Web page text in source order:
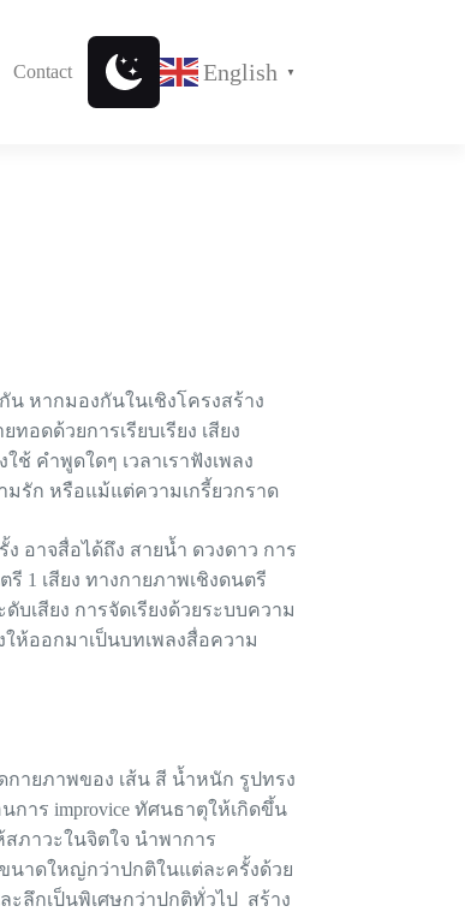
Contact English ▼
หากมองกันในเชิงโครงสร้าง
อดด้วยการเรียบเรียง เสียง
ช้ คำพูดใดๆ เวลาเราฟังเพลง
มรัก หรือแม้แต่ความเกรี้ยวกราด
อาจสื่อได้ถึง สายน้ำ ดวงดาว การ
1 เสียง ทางกายภาพเชิงดนตรี
บเสียง การจัดเรียงด้วยระบบความ
ห้ออกมาเป็นบทเพลงสื่อความ
กายภาพของ เส้น สี น้ำหนัก รูปทรง
าร improvice ทัศนธาตุให้เกิดขึ้น
ภาวะในจิตใจ นำพาการ
นาดใหญ่กว่าปกติในแต่ละครั้งด้วย
ลึกเป็นพิเศษกว่าปกติทั่วไป สร้าง